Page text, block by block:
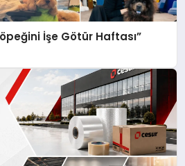
İşe Götür Haftası”